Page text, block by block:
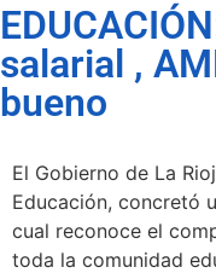
salarial ,
bueno
El Gobierno de La
Educación, concretó
cual reconoce el
toda la comunidad